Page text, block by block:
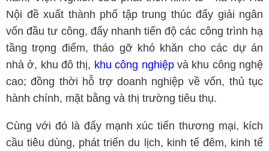
Nội đề xuất thành phố tập trung thúc đẩy giải ngân
vốn đầu tư công, đẩy nhanh tiến độ các công trình hạ
tầng trọng điểm, tháo gỡ khó khăn cho các dự án
nhà ở, khu đô thị, khu công nghiệpvà khu công nghệ
cao; đồng thời hỗ trợ doanh nghiệp về vốn, thủ tục
hành chính, mặt bằng và thị trường tiêu thụ.
Cùng với đó là đẩy mạnh xúc tiến thương mại, kích
cầu tiêu dùng, phát triển du lịch, kinh tế đêm, kinh tế